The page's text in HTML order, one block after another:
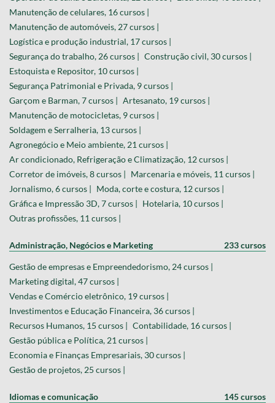
Manutenção de celulares, 16 cursos |
Manutenção de automóveis, 27 cursos |
Logística e produção industrial, 17 cursos |
Segurança do trabalho, 26 cursos | Construção civil, 30 cursos |
Estoquista e Repositor, 10 cursos |
Segurança Patrimonial e Privada, 9 cursos |
Garçom e Barman, 7 cursos | Artesanato, 19 cursos |
Manutenção de motocicletas, 9 cursos |
Soldagem e Serralheria, 13 cursos |
Agronegócio e Meio ambiente, 21 cursos |
Ar condicionado, Refrigeração e Climatização, 12 cursos |
Corretor de imóveis, 8 cursos | Marcenaria e móveis, 11 cursos |
Jornalismo, 6 cursos | Moda, corte e costura, 12 cursos |
Gráfica e Impressão 3D, 7 cursos | Hotelaria, 10 cursos |
Outras profissões, 11 cursos |
Administração, Negócios e Marketing 233 cursos
Gestão de empresas e Empreendedorismo, 24 cursos |
Marketing digital, 47 cursos |
Vendas e Comércio eletrônico, 19 cursos |
Investimentos e Educação Financeira, 36 cursos |
Recursos Humanos, 15 cursos | Contabilidade, 16 cursos |
Gestão pública e Política, 21 cursos |
Economia e Finanças Empresariais, 30 cursos |
Gestão de projetos, 25 cursos |
Idiomas e comunicação 145 cursos